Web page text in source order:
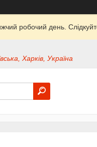
робочий день.
Харків, Україна